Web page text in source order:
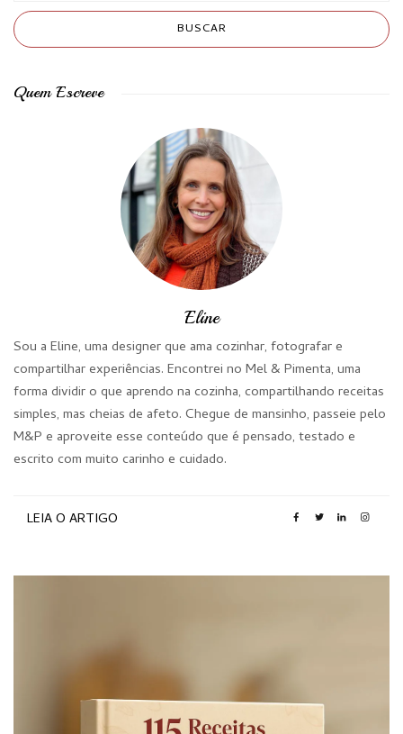
Quem Escreve
Eline
Sou a Eline, uma designer que ama cozinhar, fotografar e
compartilhar experiências. Encontrei no Mel & Pimenta, uma
forma dividir o que aprendo na cozinha, compartilhando receitas
simples, mas cheias de afeto. Chegue de mansinho, passeie pelo
M&P e aproveite esse conteúdo que é pensado, testado e
escrito com muito carinho e cuidado.
LEIA O ARTIGO